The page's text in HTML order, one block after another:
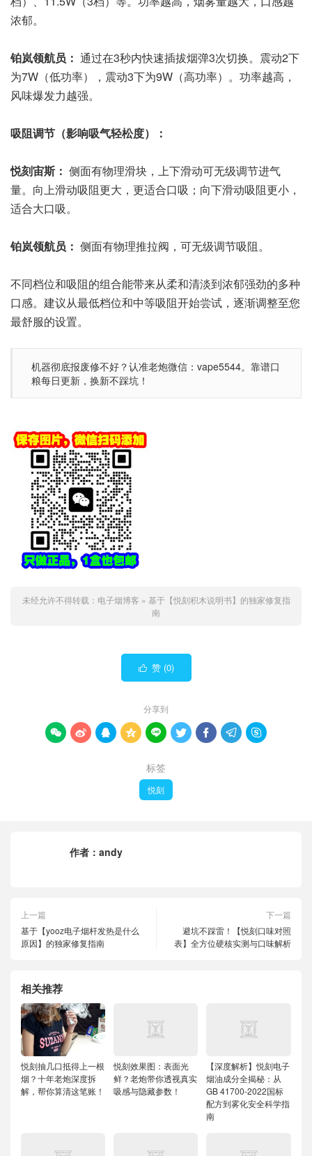
浓郁。
铂岚领航员： 通过在3秒内快速插拔烟弹3次切换。震动2下
为7W（低功率），震动3下为9W（高功率）。功率越高，
风味爆发力越强。
吸阻调节（影响吸气轻松度）：
悦刻宙斯： 侧面有物理滑块，上下滑动可无级调节进气
量。向上滑动吸阻更大，更适合口吸；向下滑动吸阻更小，
适合大口吸。
铂岚领航员： 侧面有物理推拉阀，可无级调节吸阻。
不同档位和吸阻的组合能带来从柔和清淡到浓郁强劲的多种
口感。建议从最低档位和中等吸阻开始尝试，逐渐调整至您
最舒服的设置。
机器彻底报废修不好？认准老炮微信：vape5544。靠谱口
粮每日更新，换新不踩坑！
未经允许不得转载： 电子烟博客 » 基于【悦刻积木说明书】的独家修复指
南
 赞 (0)
分享到
        
标签
悦刻
作者： andy
上一篇
基于【yooz电子烟杆发热是什么
原因】的独家修复指南
下一篇
避坑不踩雷！【悦刻口味对照
表】全方位硬核实测与口味解析
相关推荐
悦刻抽几口抵得上一根
烟？十年老炮深度拆
解，帮你算清这笔账！
悦刻效果图：表面光
鲜？老炮带你透视真实
吸感与隐藏参数！
【深度解析】悦刻电子
烟油成分全揭秘：从
GB 41700-2022国标
配方到雾化安全科学指
南